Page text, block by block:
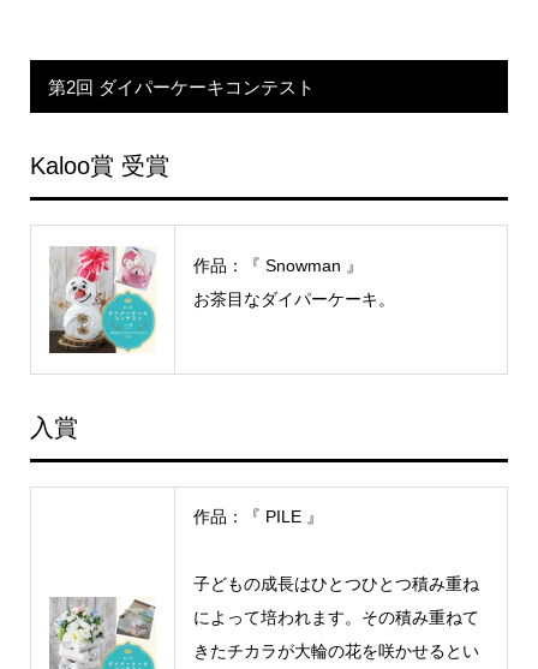
第2回 ダイパーケーキコンテスト
Kaloo賞 受賞
作品：『 Snowman 』
お茶目なダイパーケーキ。
入賞
作品：『 PILE 』
子どもの成長はひとつひとつ積み重ね
によって培われます。その積み重ねて
きたチカラが大輪の花を咲かせるとい